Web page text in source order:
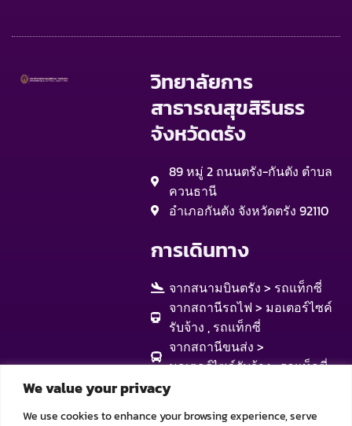
We value your privacy
We use cookies to enhance your browsing experience, serve
วิทยาลัยการ
สาธารณสุขสิรินธร
จังหวัดตรัง
89 หมู่ 2 ถนนตรัง-กันตัง ตำบล
ควนธานี
อำเภอกันตัง จังหวัดตรัง 92110
การเดินทาง
จากสนามบินตรัง > รถแท็กซี่
จากสถานีรถไฟ > มอเตอร์ไซค์
รับจ้าง , รถแท็กซี่
จากสถานีขนส่ง >
มอเตอร์ไซค์รับจ้าง , รถแท็กซี่